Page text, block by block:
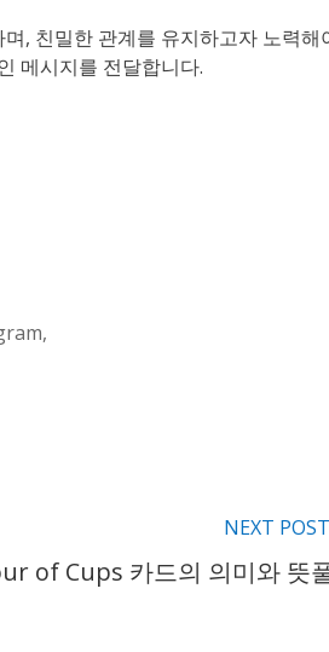
, 친밀한 관계를 유지하고자 노력해
메시지를 전달합니다.
NEXT POST
of Cups 카드의 의미와 뜻